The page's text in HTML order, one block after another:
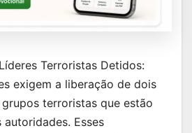
Terroristas Detidos:
exigem a liberação de dois
terroristas que estão
Esses